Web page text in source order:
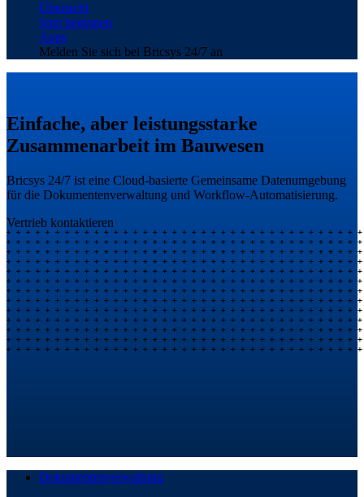
Übersicht
Jetzt beginnen
Apps
Melden Sie sich bei Bricsys 24/7 an
Einfache, aber leistungsstarke
Zusammenarbeit im Bauwesen
Bricsys 24/7 ist eine Cloud-basierte Gemeinsame Datenumgebung
für die Dokumentenverwaltung und Workflow-Automatisierung.
Vertrieb kontaktieren
Dokumentenverwaltung